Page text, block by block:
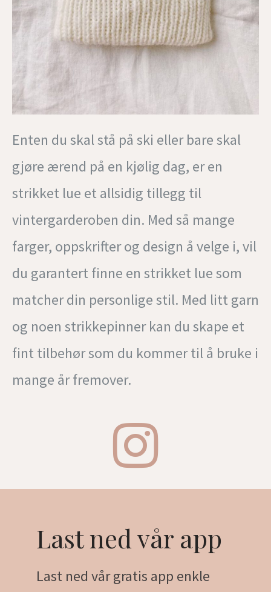
Enten du skal stå på ski eller bare skal
gjøre ærend på en kjølig dag, er en
strikket lue et allsidig tillegg til
vintergarderoben din. Med så mange
farger, oppskrifter og design å velge i, vil
du garantert finne en strikket lue som
matcher din personlige stil. Med litt garn
og noen strikkepinner kan du skape et
fint tilbehør som du kommer til å bruke i
mange år fremover.
Last ned vår app
Last ned vår gratis app enkle